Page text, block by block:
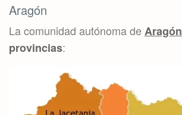
Aragón
La comunidad autónoma deAragón
provincias: